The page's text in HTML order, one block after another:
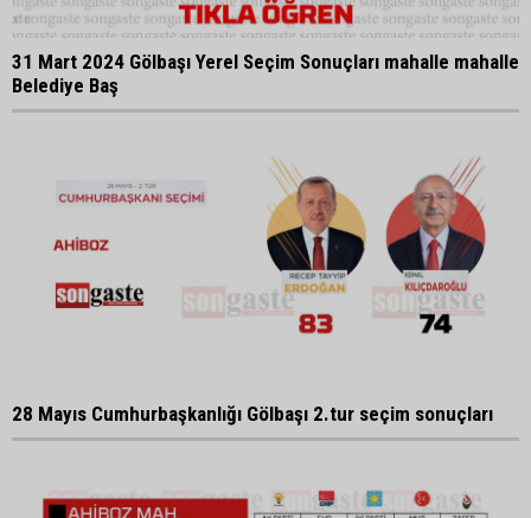
31 Mart 2024 Gölbaşı Yerel Seçim Sonuçları mahalle mahalle
Belediye Baş
28 Mayıs Cumhurbaşkanlığı Gölbaşı 2.tur seçim sonuçları